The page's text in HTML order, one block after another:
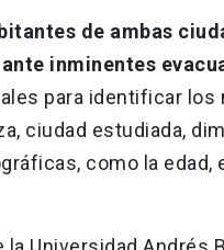
de ambas
inminentes
para identificar los
ciudad estudiada,
como la edad,